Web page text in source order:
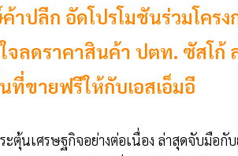
าปลีก อัดโปรโมชันร่วมโคร
จลดราคาสินค้า ปตท. ซัสโ
ที่ขายฟรีให้กับเอสเอ็มอี
ะตุ้นเศรษฐกิจอย่างต่อเนื่อง ล่าสุดจับมื